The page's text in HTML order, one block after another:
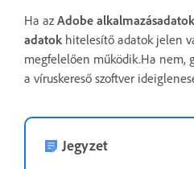
Ha az Adobe alkalmazásadatok
adatok hitelesítő adatok jelen
megfelelően működik.Ha nem,
a víruskereső szoftver
Jegyzet